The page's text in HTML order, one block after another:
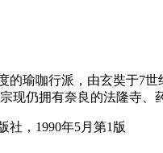
瑜咖行派，由玄奘于7
仍拥有奈良的法隆寺、
社，1990年5月第1版